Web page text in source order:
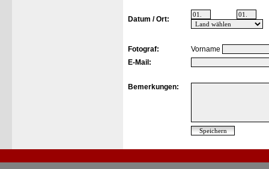
Datum / Ort:
Fotograf:
Vorname
E-Mail:
Bemerkungen: